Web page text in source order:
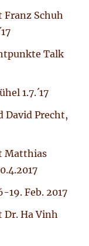
Schuh
Talk
1.7.´17
David Precht,
Matthias
19. Feb. 2017
Ha Vinh